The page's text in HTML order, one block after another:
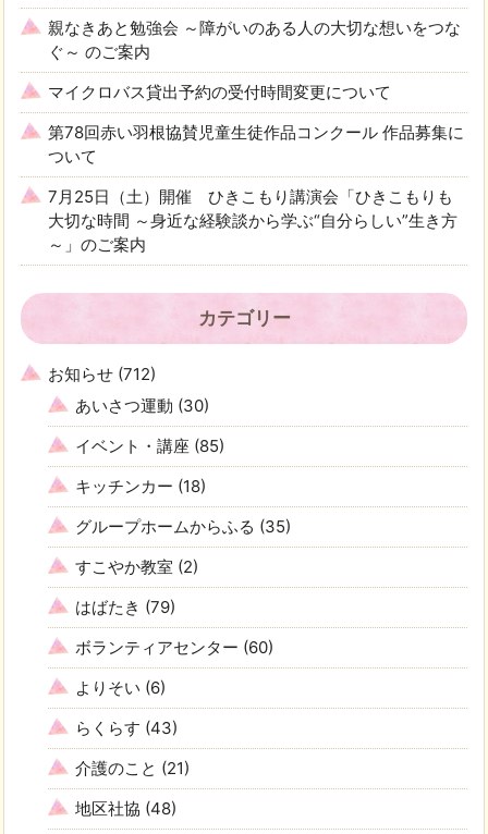
親なきあと勉強会 ～障がいのある人の大切な想いをつな
ぐ～ のご案内
マイクロバス貸出予約の受付時間変更について
第78回赤い羽根協賛児童生徒作品コンクール 作品募集に
ついて
7月25日（土）開催 ひきこもり講演会「ひきこもりも
大切な時間 ～身近な経験談から学ぶ“自分らしい”生き方
～」のご案内
カテゴリー
お知らせ (712)
あいさつ運動 (30)
イベント・講座 (85)
キッチンカー (18)
グループホームからふる (35)
すこやか教室 (2)
はばたき (79)
ボランティアセンター (60)
よりそい (6)
らくらす (43)
介護のこと (21)
地区社協 (48)